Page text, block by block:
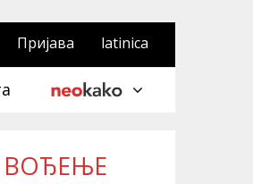
Пријава latinica
ВОЂЕЊЕ